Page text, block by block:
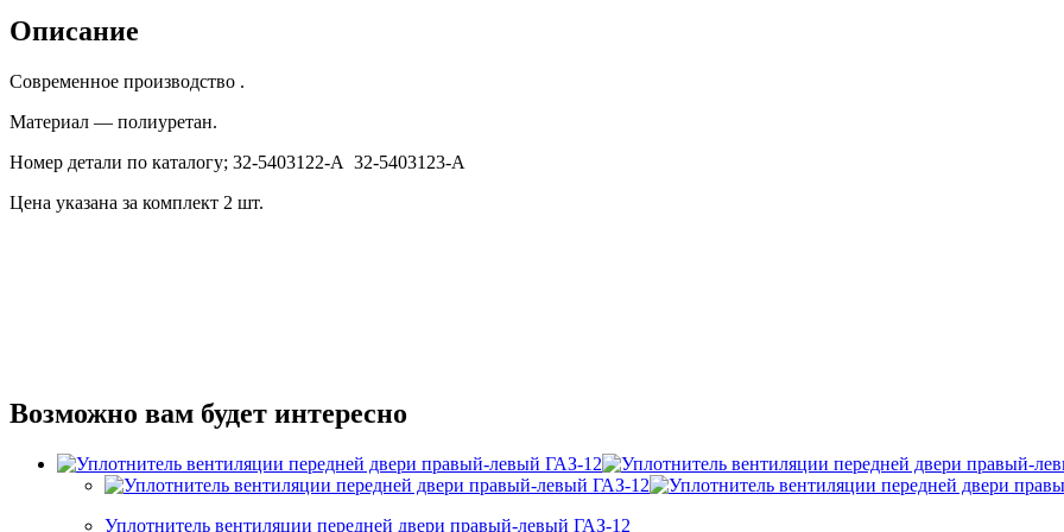
правый-
левый
Описание
Современное производство .
Материал — полиуретан.
Номер детали по каталогу; 32-5403122-А 32-5403123-А
Цена указана за комплект 2 шт.
Возможно вам будет интересно
Уплотнитель вентиляции передней двери правый-левый ГАЗ-12